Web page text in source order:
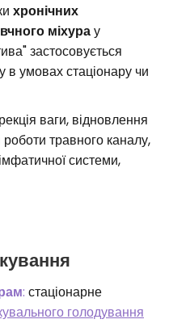
хронічних
міхурау
застосовується
в умовах стаціонару чи
ваги, відновлення
травного каналу,
системи,
: стаціонарне
голодування